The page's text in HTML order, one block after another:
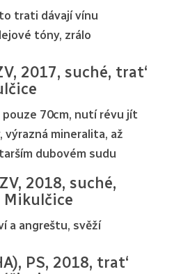
trati dávají vínu
tóny, zrálo
2017, suché, trat‘
70cm, nutí révu jít
výrazná mineralita, až
dubovém sudu
2018, suché,
Mikulčice
a angreštu, svěží
PS, 2018, trat‘